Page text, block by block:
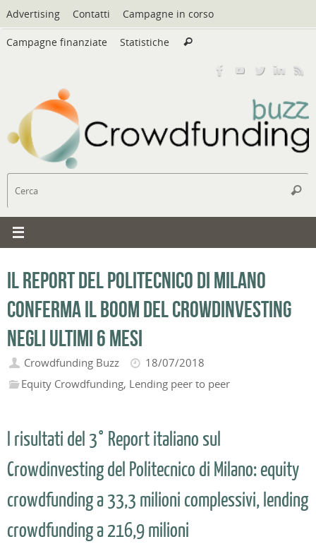
Vai
al
contenuto
Advertising Contatti Campagne in corso
Campagne finanziate Statistiche Cerca
Cerca
Il Report del Politecnico di Milano
conferma il boom del Crowdinvesting
negli ultimi 6 mesi
Crowdfunding Buzz
18/07/2018
Equity Crowdfunding, Lending peer to peer
I risultati del 3° Report italiano sul
Crowdinvesting del Politecnico di Milano: equity
crowdfunding a 33,3 milioni complessivi, lending
crowdfunding a 216,9 milioni